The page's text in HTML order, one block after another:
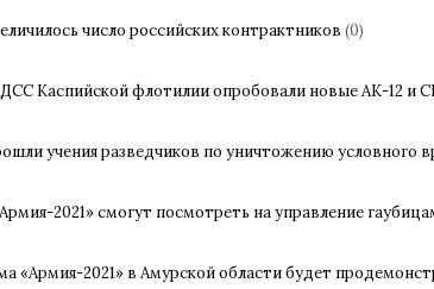
число российских контрактников (0)
Каспийской флотилии опробовали новые АК-12 и
учения разведчиков по уничтожению условного
2021» смогут посмотреть на управление
«Армия-2021» в Амурской области будет